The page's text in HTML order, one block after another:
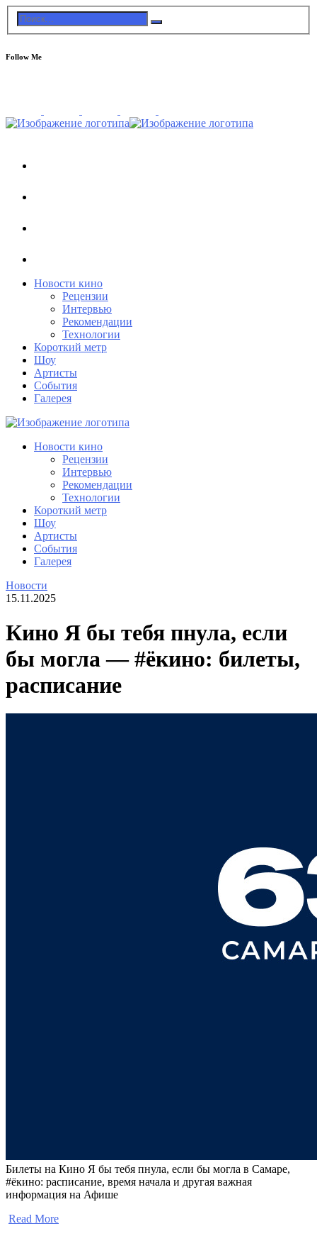
Follow Me
Новости кино
Рецензии
Интервью
Рекомендации
Технологии
Короткий метр
Шоу
Артисты
События
Галерея
Новости кино
Рецензии
Интервью
Рекомендации
Технологии
Короткий метр
Шоу
Артисты
События
Галерея
Новости
15.11.2025
Кино Я бы тебя пнула, если
бы могла — #ёкино: билеты,
расписание
Билеты на Кино Я бы тебя пнула, если бы могла в Самаре,
#ёкино: расписание, время начала и другая важная
информация на Афише
Read More